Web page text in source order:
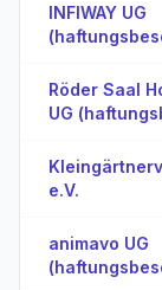
INFIWAY UG
Röder Saal
UG
e.V.
animavo UG